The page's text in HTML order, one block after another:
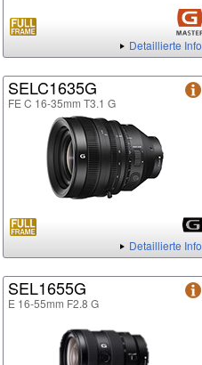
Detaillierte Info
SELC1635G
FE C 16-35mm T3.1 G
Detaillierte Info
SEL1655G
E 16-55mm F2.8 G